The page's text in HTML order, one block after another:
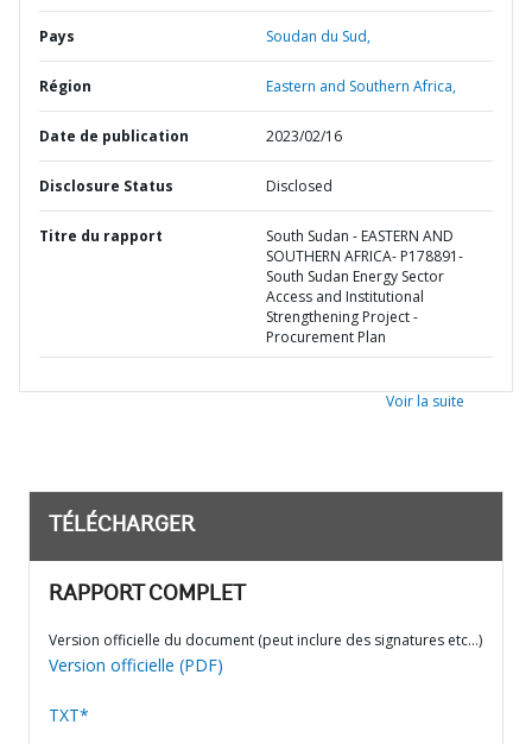
Pays Soudan du Sud,
Région Eastern and Southern Africa,
Date de publication 2023/02/16
Disclosure Status Disclosed
Titre du rapport
South Sudan - EASTERN AND
SOUTHERN AFRICA- P178891-
South Sudan Energy Sector
Access and Institutional
Strengthening Project -
Procurement Plan
Voir la suite
TÉLÉCHARGER
RAPPORT COMPLET
Version officielle du document (peut inclure des signatures etc…)
Version officielle (PDF)
TXT*